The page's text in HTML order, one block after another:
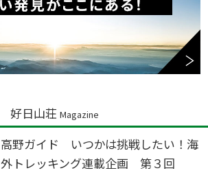
好日山荘 Magazine
高野ガイド いつかは挑戦したい！海
外トレッキング連載企画 第３回